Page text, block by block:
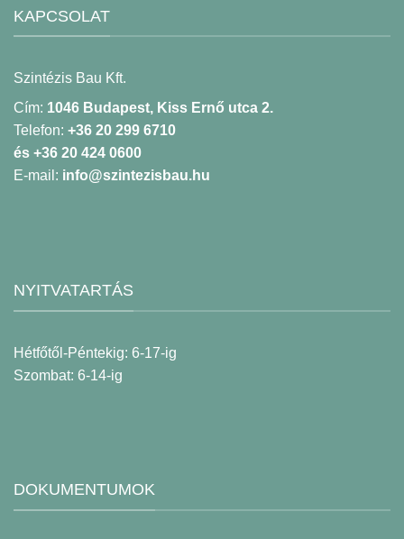
KAPCSOLAT
Szintézis Bau Kft.
Cím: 1046 Budapest, Kiss Ernő utca 2.
Telefon: +36 20 299 6710
és +36 20 424 0600
E-mail: info@szintezisbau.hu
NYITVATARTÁS
Hétfőtől-Péntekig: 6-17-ig
Szombat: 6-14-ig
DOKUMENTUMOK